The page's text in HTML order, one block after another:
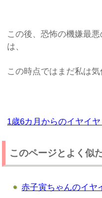
この後、恐怖の機嫌最
は、
この時点ではまだ私は気
1歳6カ月からのイヤイ
このページとよく似
赤子寅ちゃんのイヤ